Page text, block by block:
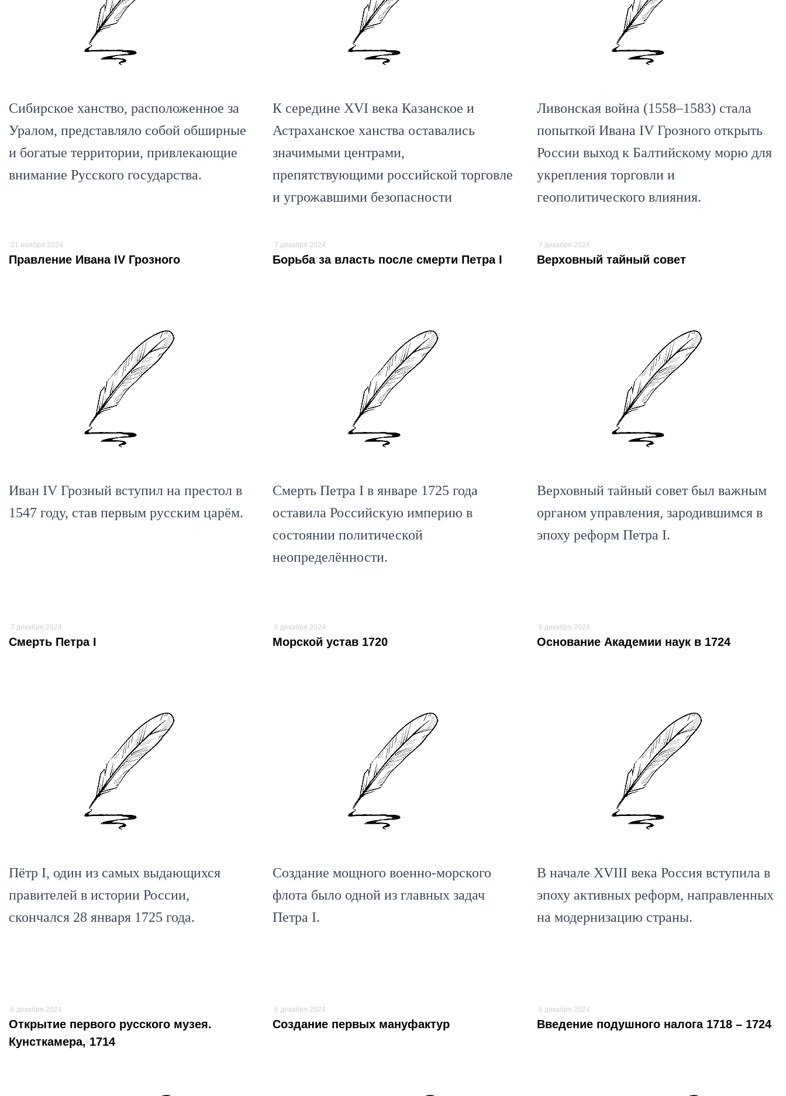
Сибирское ханство, расположенное за
Уралом, представляло собой обширные
и богатые территории, привлекающие
внимание Русского государства.
К середине XVI века Казанское и
Астраханское ханства оставались
значимыми центрами,
препятствующими российской торговле
и угрожавшими безопасности
Ливонская война (1558–1583) стала
попыткой Ивана IV Грозного открыть
России выход к Балтийскому морю для
укрепления торговли и
геополитического влияния.
21 ноября 2024
Правление Ивана IV Грозного
Иван IV Грозный вступил на престол в
1547 году, став первым русским царём.
7 декабря 2024
Борьба за власть после смерти Петра I
Смерть Петра I в январе 1725 года
оставила Российскую империю в
состоянии политической
неопределённости.
7 декабря 2024
Верховный тайный совет
Верховный тайный совет был важным
органом управления, зародившимся в
эпоху реформ Петра I.
7 декабря 2024
Смерть Петра I
Пётр I, один из самых выдающихся
правителей в истории России,
скончался 28 января 1725 года.
6 декабря 2024
Морской устав 1720
Создание мощного военно-морского
флота было одной из главных задач
Петра I.
6 декабря 2024
Основание Академии наук в 1724
В начале XVIII века Россия вступила в
эпоху активных реформ, направленных
на модернизацию страны.
6 декабря 2024
Открытие первого русского музея.
Кунсткамера, 1714
6 декабря 2024
Создание первых мануфактур
6 декабря 2024
Введение подушного налога 1718 – 1724